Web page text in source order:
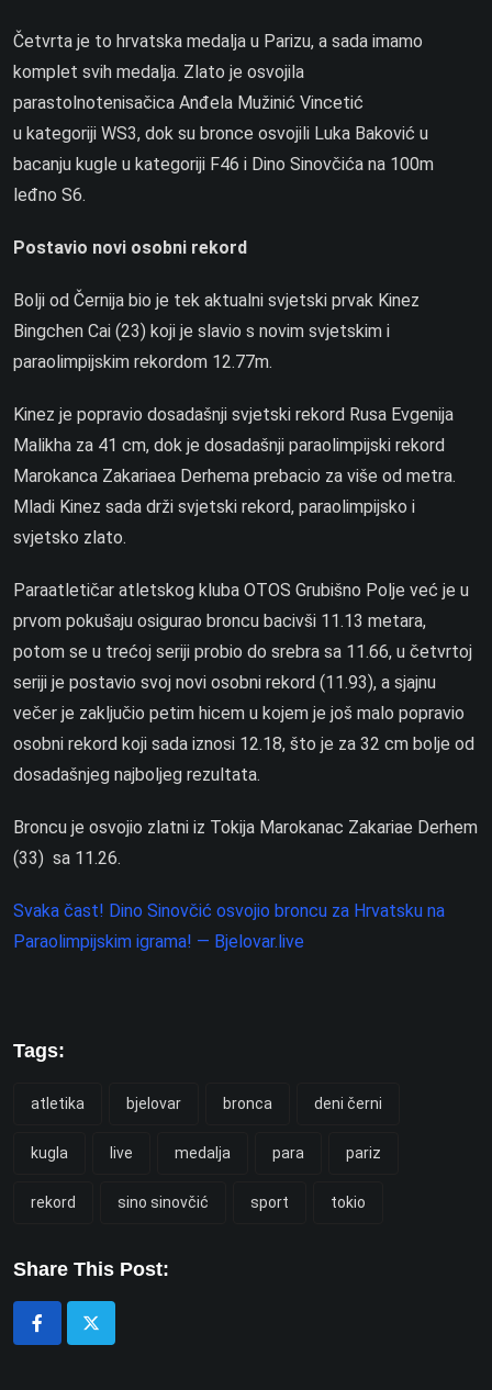
Četvrta je to hrvatska medalja u Parizu, a sada imamo
komplet svih medalja. Zlato je osvojila
parastolnotenisačica Anđela Mužinić Vincetić
u kategoriji WS3, dok su bronce osvojili Luka Baković u
bacanju kugle u kategoriji F46 i Dino Sinovčića na 100m
leđno S6.
Postavio novi osobni rekord
Bolji od Černija bio je tek aktualni svjetski prvak Kinez
Bingchen Cai (23) koji je slavio s novim svjetskim i
paraolimpijskim rekordom 12.77m.
Kinez je popravio dosadašnji svjetski rekord Rusa Evgenija
Malikha za 41 cm, dok je dosadašnji paraolimpijski rekord
Marokanca Zakariaea Derhema prebacio za više od metra.
Mladi Kinez sada drži svjetski rekord, paraolimpijsko i
svjetsko zlato.
Paraatletičar atletskog kluba OTOS Grubišno Polje već je u
prvom pokušaju osigurao broncu bacivši 11.13 metara,
potom se u trećoj seriji probio do srebra sa 11.66, u četvrtoj
seriji je postavio svoj novi osobni rekord (11.93), a sjajnu
večer je zaključio petim hicem u kojem je još malo popravio
osobni rekord koji sada iznosi 12.18, što je za 32 cm bolje od
dosadašnjeg najboljeg rezultata.
Broncu je osvojio zlatni iz Tokija Marokanac Zakariae Derhem
(33) sa 11.26.
Svaka čast! Dino Sinovčić osvojio broncu za Hrvatsku na
Paraolimpijskim igrama! — Bjelovar.live
Tags:
atletika bjelovar bronca deni černi
kugla live medalja para pariz
rekord sino sinovčić sport tokio
Share This Post: